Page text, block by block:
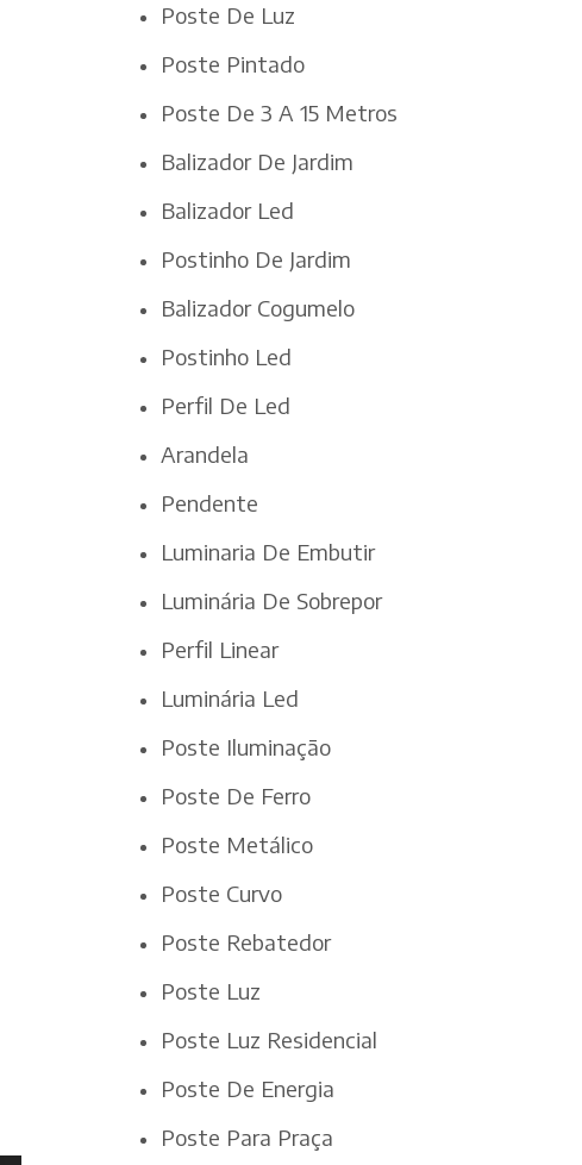
Poste De Luz
Poste Pintado
Poste De 3 A 15 Metros
Balizador De Jardim
Balizador Led
Postinho De Jardim
Balizador Cogumelo
Postinho Led
Perfil De Led
Arandela
Pendente
Luminaria De Embutir
Luminária De Sobrepor
Perfil Linear
Luminária Led
Poste Iluminação
Poste De Ferro
Poste Metálico
Poste Curvo
Poste Rebatedor
Poste Luz
Poste Luz Residencial
Poste De Energia
Poste Para Praça